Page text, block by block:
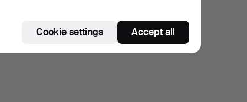
Cookie settings Accept all